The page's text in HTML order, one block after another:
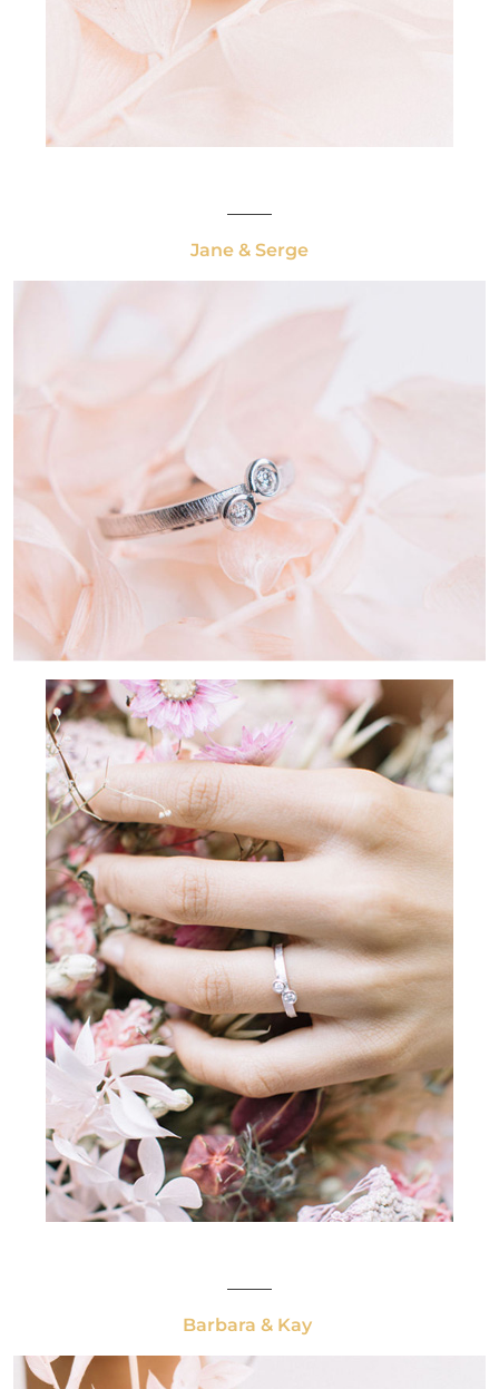
Jane & Serge
Barbara & Kay